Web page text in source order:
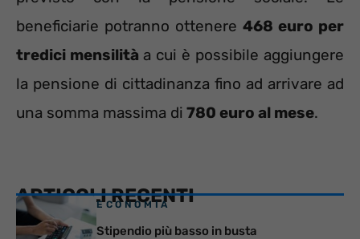
beneficiarie potranno ottenere 468 euro per
tredici mensilità a cui è possibile aggiungere
la pensione di cittadinanza fino ad arrivare ad
una somma massima di 780 euro al mese.
ARTICOLI RECENTI
ECONOMIA
Stipendio più basso in busta